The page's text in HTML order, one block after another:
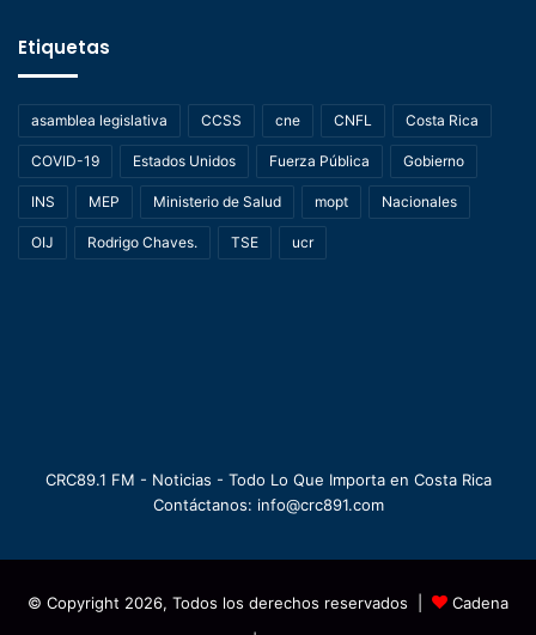
Etiquetas
asamblea legislativa CCSS cne CNFL Costa Rica
COVID-19 Estados Unidos Fuerza Pública Gobierno
INS MEP Ministerio de Salud mopt Nacionales
OIJ Rodrigo Chaves. TSE ucr
CRC89.1 FM - Noticias - Todo Lo Que Importa en Costa Rica
Contáctanos: info@crc891.com
© Copyright 2026, Todos los derechos reservados |
Cadena